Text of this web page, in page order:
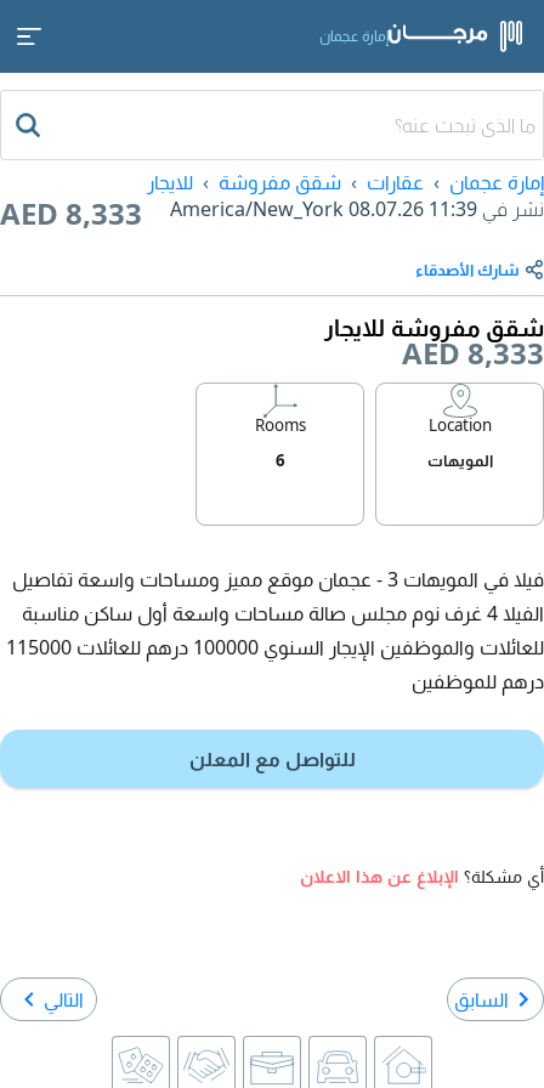
إمارة عجمان
إمارة عجمان عقارات شقق مفروشة
للايجار
نشر في 08.07.26 11:39
AED 8,333
شارك الأصدقاء
شقق مفروشة للايجار
AED 8,333
Location
المويهات
Rooms
6
فيلا في المويهات 3 - عجمان موقع مميز ومساحات واسعة تفاصيل
الفيلا 4 غرف نوم مجلس صالة مساحات واسعة أول ساكن مناسبة
للعائلات والموظفين الإيجار السنوي 100000 درهم للعائلات 115000
درهم للموظفين
للتواصل مع المعلن
أي مشكلة؟ الإبلاغ عن هذا الاعلان
السابق التالي